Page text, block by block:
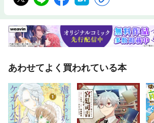
あわせてよく買われている本